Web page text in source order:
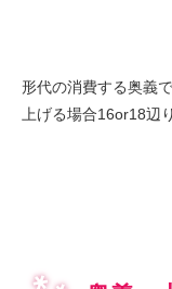
形代の消費する奥義
上げる場合16or18辺